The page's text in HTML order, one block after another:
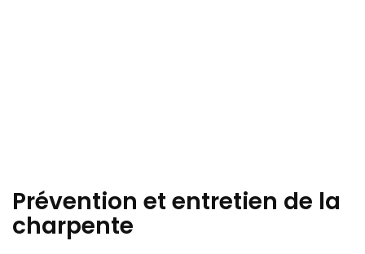
Prévention et entretien de la
charpente